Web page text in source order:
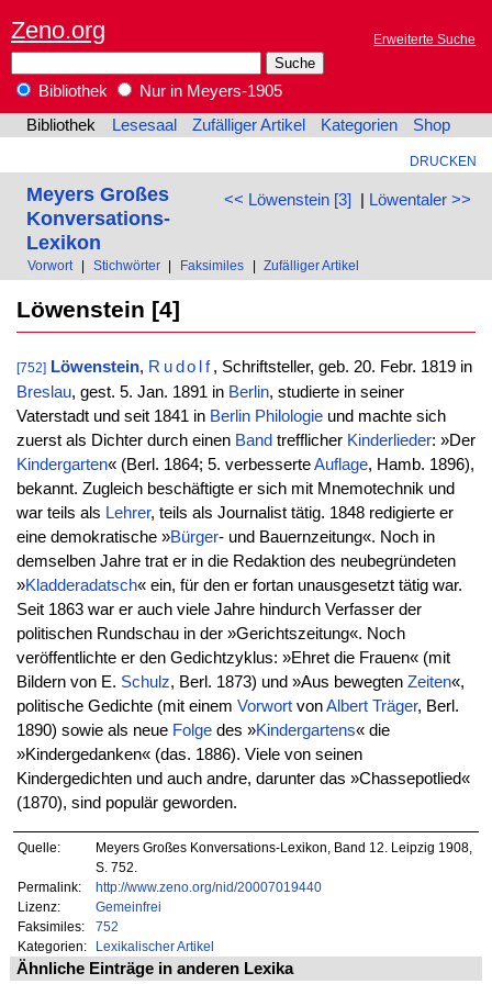
Zeno.org Erweiterte Suche
Bibliothek
Nur in Meyers-1905
Bibliothek
Lesesaal Zufälliger Artikel Kategorien Shop
DRUCKEN
<< Löwenstein [3] | Löwentaler >>
Meyers Großes
Konversations-
Lexikon
Vorwort Stichwörter Faksimiles Zufälliger Artikel
Löwenstein [4]
[752] Löwenstein, Rudolf, Schriftsteller, geb. 20. Febr. 1819 in
Breslau, gest. 5. Jan. 1891 in Berlin, studierte in seiner
Vaterstadt und seit 1841 in Berlin Philologieund machte sich
zuerst als Dichter durch einen Band trefflicher Kinderlieder: »Der
Kindergarten« (Berl. 1864; 5. verbesserteAuflage, Hamb. 1896),
bekannt. Zugleich beschäftigte er sich mit Mnemotechnik und
war teils als Lehrer, teils als Journalist tätig. 1848 redigierte er
eine demokratische »Bürger- und Bauernzeitung«. Noch in
demselben Jahre trat er in die Redaktion des neubegründeten
»Kladderadatsch« ein, für den er fortan unausgesetzt tätig war.
Seit 1863 war er auch viele Jahre hindurch Verfasser der
politischen Rundschau in der »Gerichtszeitung«. Noch
veröffentlichte er den Gedichtzyklus: »Ehret die Frauen« (mit
Bildern von E. Schulz, Berl. 1873) und »Aus bewegten Zeiten«,
politische Gedichte (mit einem VorwortvonAlbert Träger, Berl.
1890) sowie als neue Folgedes »Kindergartens« die
»Kindergedanken« (das. 1886). Viele von seinen
Kindergedichten und auch andre, darunter das »Chassepotlied«
(1870), sind populär geworden.
Quelle:
Meyers Großes Konversations-Lexikon, Band 12. Leipzig 1908,
S. 752.
Permalink:
http://www.zeno.org/nid/20007019440
Lizenz:
Gemeinfrei
Faksimiles:
752
Kategorien:
Lexikalischer Artikel
Ähnliche Einträge in anderen Lexika